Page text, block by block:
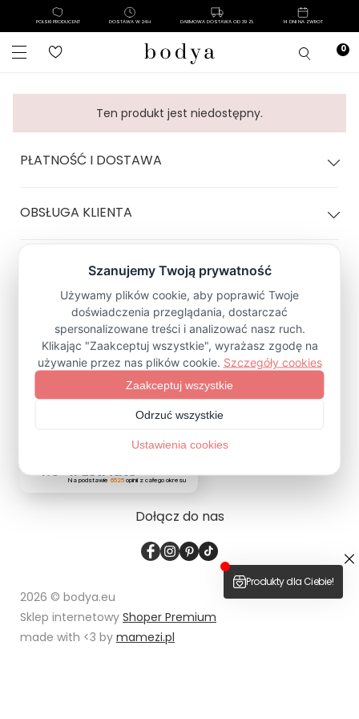
POLSKI PRODUCENT DOSTAWA W 24H DARMOWA DOSTAWA OD 39 ZŁ 14 DNI NA ZWROT
Ten produkt jest niedostępny.
PŁATNOŚĆ I DOSTAWA
OBSŁUGA KLIENTA
POLITYKA SKLEPU
Zapisz się na Newsletter
ZAPISZ SIĘ
4.9
Na podstawie 6525opinii z całego okresu
Dołącz do nas
2026 © bodya.eu
Sklep internetowy Shoper Premium
made with <3 by mamezi.pl